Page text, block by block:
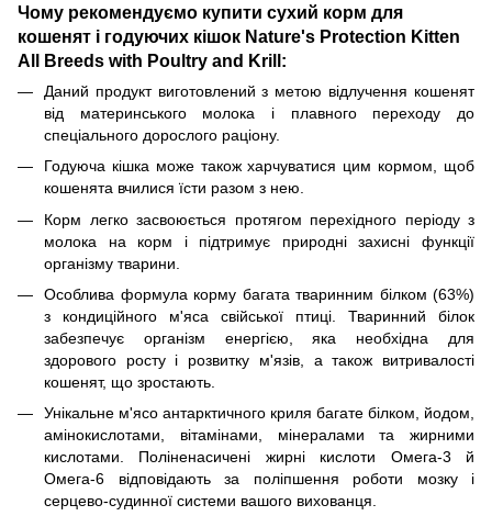
Чому рекомендуємо купити сухий корм для
кошенят і годуючих кішок Nature's Protection Kitten
All Breeds with Poultry and Krill:
Даний продукт виготовлений з метою відлучення кошенят
від материнського молока і плавного переходу до
спеціального дорослого раціону.
Годуюча кішка може також харчуватися цим кормом, щоб
кошенята вчилися їсти разом з нею.
Корм легко засвоюється протягом перехідного періоду з
молока на корм і підтримує природні захисні функції
організму тварини.
Особлива формула корму багата тваринним білком (63%)
з кондиційного м'яса свійської птиці. Тваринний білок
забезпечує організм енергією, яка необхідна для
здорового росту і розвитку м'язів, а також витривалості
кошенят, що зростають.
Унікальне м'ясо антарктичного криля багате білком, йодом,
амінокислотами, вітамінами, мінералами та жирними
кислотами. Поліненасичені жирні кислоти Омега-3 й
Омега-6 відповідають за поліпшення роботи мозку і
серцево-судинної системи вашого вихованця.